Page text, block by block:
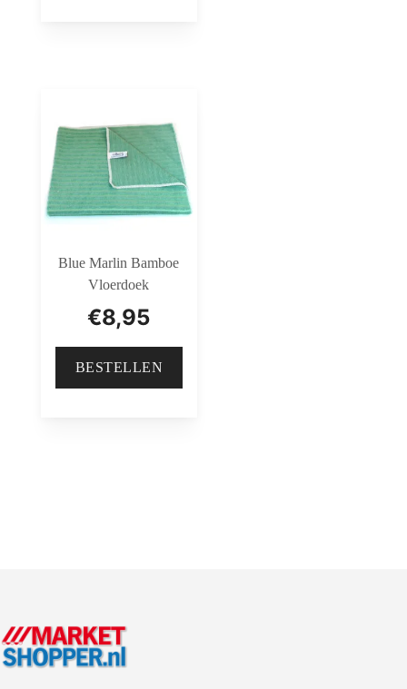
Blue Marlin Bamboe
Vloerdoek
€8,95
BESTELLEN